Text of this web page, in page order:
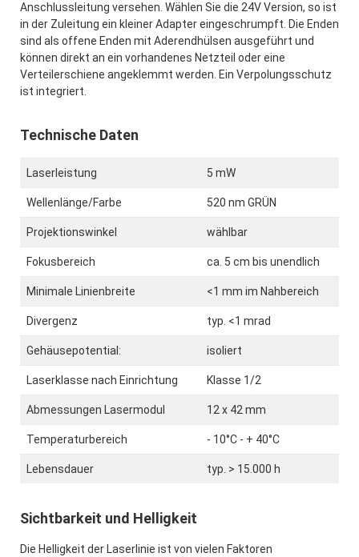
Anschlussleitung versehen. Wählen Sie die 24V Version, so ist
in der Zuleitung ein kleiner Adapter eingeschrumpft. Die Enden
sind als offene Enden mit Aderendhülsen ausgeführt und
können direkt an ein vorhandenes Netzteil oder eine
Verteilerschiene angeklemmt werden. Ein Verpolungsschutz
ist integriert.
Technische Daten
Laserleistung 5 mW
Wellenlänge/Farbe 520 nm GRÜN
Projektionswinkel wählbar
Fokusbereich ca. 5 cm bis unendlich
Minimale Linienbreite <1 mm im Nahbereich
Divergenz typ. <1 mrad
Gehäusepotential: isoliert
Laserklasse nach Einrichtung Klasse 1/2
Abmessungen Lasermodul 12 x 42 mm
Temperaturbereich - 10°C - + 40°C
Lebensdauer typ. > 15.000 h
Sichtbarkeit und Helligkeit
Die Helligkeit der Laserlinie ist von vielen Faktoren